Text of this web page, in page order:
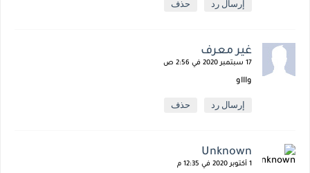
إرسال رد حذف
غير معرف
17 سبتمبر 2020 في 2:56 ص
واااو
إرسال رد حذف
Unknown
1 أكتوبر 2020 في 12:35 م